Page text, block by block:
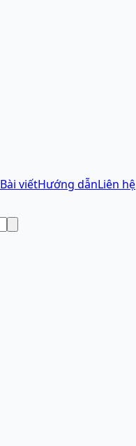
Bài viếtHướng dẫnLiên hệ